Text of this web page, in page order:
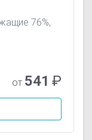
76%,
от 541 ₽